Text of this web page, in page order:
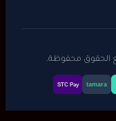
tamara
STC Pay